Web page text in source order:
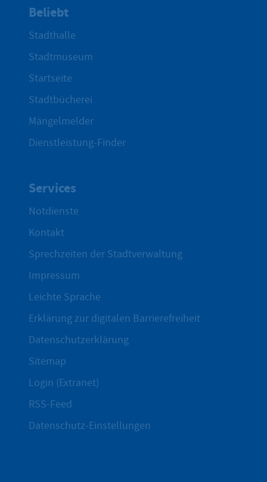
Beliebt
Stadthalle
Stadtmuseum
Startseite
Stadtbücherei
Mängelmelder
Dienstleistung-Finder
Services
Notdienste
Kontakt
Sprechzeiten der Stadtverwaltung
Impressum
Leichte Sprache
Erklärung zur digitalen Barrierefreiheit
Datenschutzerklärung
Sitemap
Login (Extranet)
RSS-Feed
Datenschutz-Einstellungen